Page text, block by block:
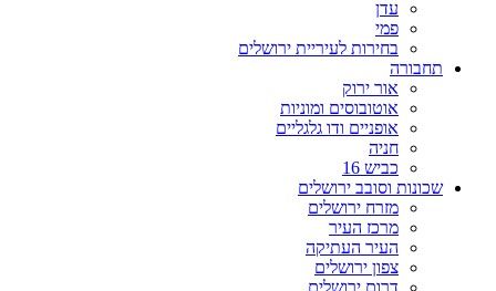
עדן
פמי
בחירות לעיריית ירושלים
תחבורה
אור ירוק
אוטובוסים ומוניות
אופניים ודו גלגליים
חניה
כביש 16
שכונות וסובב ירושלים
מזרח ירושלים
מרכז העיר
העיר העתיקה
צפון ירושלים
דרום ירושלים